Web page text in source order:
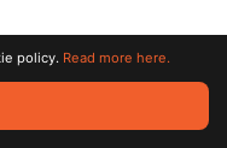
reserved. All trademarks
policy. Read more here.